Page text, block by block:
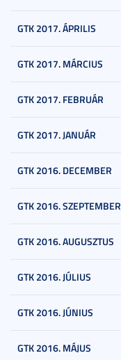
GTK 2017. ÁPRILIS
GTK 2017. MÁRCIUS
GTK 2017. FEBRUÁR
GTK 2017. JANUÁR
GTK 2016. DECEMBER
GTK 2016. SZEPTEMBER
GTK 2016. AUGUSZTUS
GTK 2016. JÚLIUS
GTK 2016. JÚNIUS
GTK 2016. MÁJUS